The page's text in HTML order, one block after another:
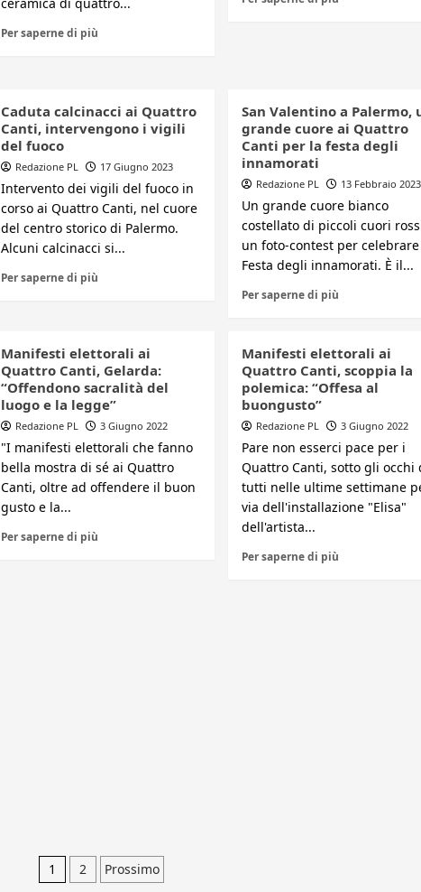
Per saperne di più
Caduta calcinacci ai Quattro
Canti, intervengono i vigili
del fuoco
Redazione PL 17 Giugno 2023
Intervento dei vigili del fuoco in
corso ai Quattro Canti, nel cuore
del centro storico di Palermo.
Alcuni calcinacci si...
Per saperne di più
San Valentino a Palermo,
grande cuore ai Quattro
Canti per la festa degli
innamorati
Redazione PL 13 Febbraio 2023
Un grande cuore bianco
costellato di piccoli cuori
un foto-contest per
Festa degli innamorati. È il...
Per saperne di più
Manifesti elettorali ai
Quattro Canti, Gelarda:
“Offendono sacralità del
luogo e la legge”
Redazione PL 3 Giugno 2022
"I manifesti elettorali che fanno
bella mostra di sé ai Quattro
Canti, oltre ad offendere il buon
gusto e la...
Per saperne di più
Manifesti elettorali ai
Quattro Canti, scoppia la
polemica: “Offesa al
buongusto”
Redazione PL 3 Giugno 2022
Pare non esserci pace per i
Quattro Canti, sotto gli occhi
tutti nelle ultime settimane
via dell'installazione "Elisa"
dell'artista...
Per saperne di più
Paginazione
1 2 Prossimo